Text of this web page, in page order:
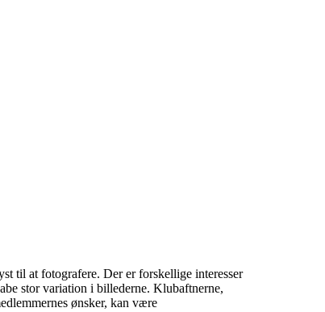
til at fotografere. Der er forskellige interesser
stor variation i billederne. Klubaftnerne,
ønsker, kan være